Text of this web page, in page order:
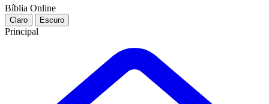
Bíblia Online
Claro Escuro
Principal